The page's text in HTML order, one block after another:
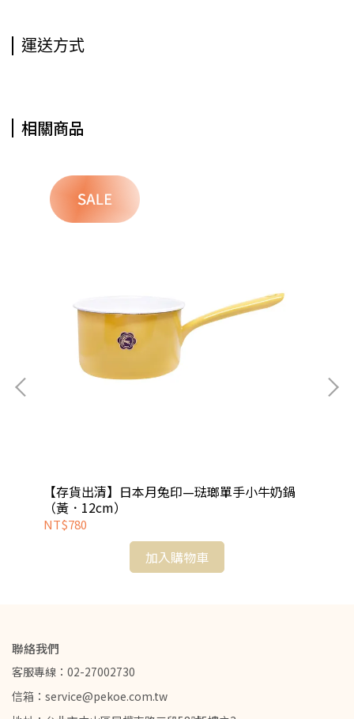
運送方式
相關商品
【存貨出清】日本月兔印—琺瑯單手小牛奶鍋
（黃．12cm）
NT$780
加入購物車
聯絡我們
客服專線：02-27002730
信箱：service@pekoe.com.tw